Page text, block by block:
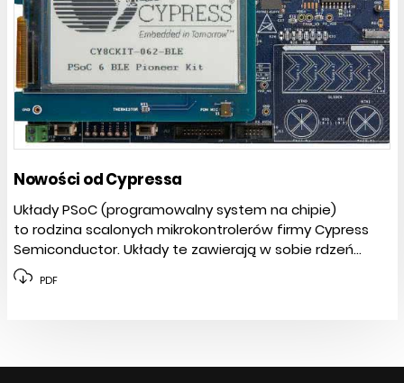
Nowości od Cypressa
Układy PSoC (programowalny system na chipie)
to rodzina scalonych mikrokontrolerów firmy Cypress
Semiconductor. Układy te zawierają w sobie rdzeń...
PDF